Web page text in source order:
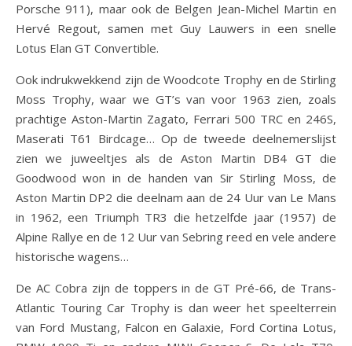
Porsche 911), maar ook de Belgen Jean-Michel Martin en
Hervé Regout, samen met Guy Lauwers in een snelle
Lotus Elan GT Convertible.
Ook indrukwekkend zijn de Woodcote Trophy en de Stirling
Moss Trophy, waar we GT’s van voor 1963 zien, zoals
prachtige Aston-Martin Zagato, Ferrari 500 TRC en 246S,
Maserati T61 Birdcage… Op de tweede deelnemerslijst
zien we juweeltjes als de Aston Martin DB4 GT die
Goodwood won in de handen van Sir Stirling Moss, de
Aston Martin DP2 die deelnam aan de 24 Uur van Le Mans
in 1962, een Triumph TR3 die hetzelfde jaar (1957) de
Alpine Rallye en de 12 Uur van Sebring reed en vele andere
historische wagens…
De AC Cobra zijn de toppers in de GT Pré-66, de Trans-
Atlantic Touring Car Trophy is dan weer het speelterrein
van Ford Mustang, Falcon en Galaxie, Ford Cortina Lotus,